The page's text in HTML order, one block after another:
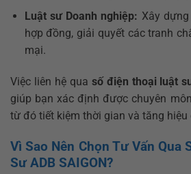
Luật sư Doanh nghiệp: Xây
hợp đồng, giải quyết các tranh
mại.
Việc liên hệ qua số điện thoại luật
giúp bạn xác định được chuyên
từ đó tiết kiệm thời gian và tăng hiệu
Vì Sao Nên Chọn Tư Vấn Qua
Sư ADB SAIGON?